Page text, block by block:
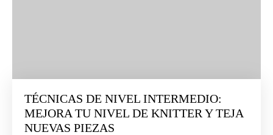
TÉCNICAS DE NIVEL INTERMEDIO:
MEJORA TU NIVEL DE KNITTER Y TEJA
NUEVAS PIEZAS